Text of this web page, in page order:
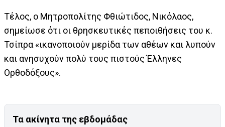
Τέλος, ο Μητροπολίτης Φθιώτιδος, Νικόλαος,
σημείωσε ότι οι θρησκευτικές πεποιθήσεις του κ.
Τσίπρα «ικανοποιούν μερίδα των αθέων και λυπούν
και ανησυχούν πολύ τους πιστούς Έλληνες
Ορθοδόξους».
Τα ακίνητα της εβδομάδας